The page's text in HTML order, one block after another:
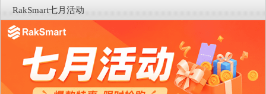
RakSmart七月活动